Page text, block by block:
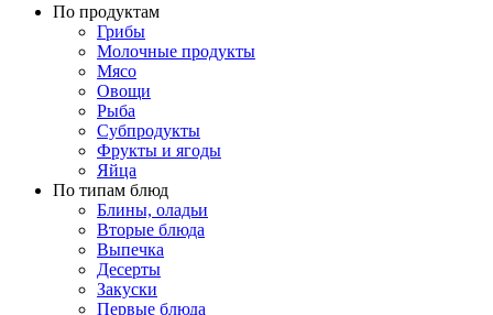
По продуктам
Грибы
Молочные продукты
Мясо
Овощи
Рыба
Субпродукты
Фрукты и ягоды
Яйца
По типам блюд
Блины, оладьи
Вторые блюда
Выпечка
Десерты
Закуски
Первые блюда